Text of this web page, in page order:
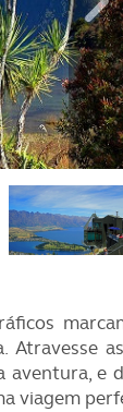
e
viagem